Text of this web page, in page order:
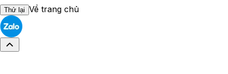
Thử lại Về trang chủ